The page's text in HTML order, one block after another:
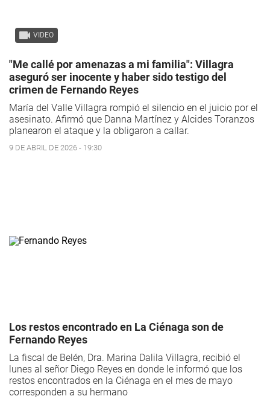
VIDEO
"Me callé por amenazas a mi familia": Villagra
aseguró ser inocente y haber sido testigo del
crimen de Fernando Reyes
María del Valle Villagra rompió el silencio en el juicio por el
asesinato. Afirmó que Danna Martínez y Alcides Toranzos
planearon el ataque y la obligaron a callar.
9 DE ABRIL DE 2026 - 19:30
Los restos encontrado en La Ciénaga son de
Fernando Reyes
La fiscal de Belén, Dra. Marina Dalila Villagra, recibió el
lunes al señor Diego Reyes en donde le informó que los
restos encontrados en la Ciénaga en el mes de mayo
corresponden a su hermano